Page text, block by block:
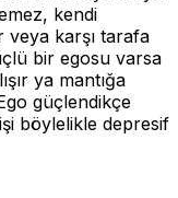
kendi
karşı tarafa
bir egosu varsa
ya mantığa
güçlendikçe
böylelikle depresif